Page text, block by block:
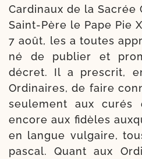
Cardinaux de la Sacrée
Saint-​Père le Pape Pie
7 août, les a toutes
né de publier et
décret. Il a pres­crit,
Ordinaires, de faire
seule­ment aux
encore aux fidèles
en langue vul­gaire,
pas­cal. Quant aux